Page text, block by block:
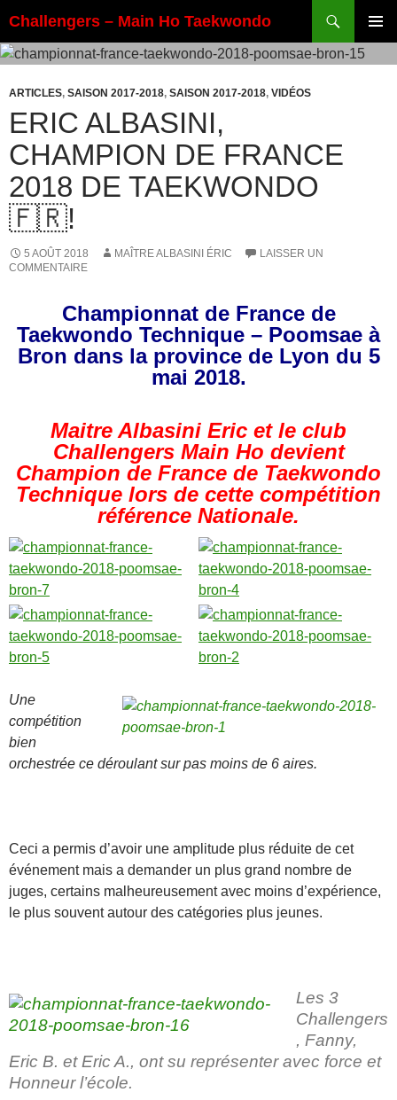
au
contenu
Challengers – Main Ho Taekwondo
MENU
ARTICLES, SAISON 2017-2018, SAISON 2017-2018, VIDÉOS
ERIC ALBASINI,
CHAMPION DE FRANCE
2018 DE TAEKWONDO
🇫🇷!
5 AOÛT 2018 MAÎTRE ALBASINI ÉRIC
LAISSER UN
COMMENTAIRE
Championnat de France de
Taekwondo Technique – Poomsae à
Bron dans la province de Lyon du 5
mai 2018.
Maitre Albasini Eric et le club
Challengers Main Ho devient
Champion de France de Taekwondo
Technique lors de cette compétition
référence Nationale.
Une
compétition
bien
orchestrée ce déroulant sur pas moins de 6 aires.
Ceci a permis d’avoir une amplitude plus réduite de cet
événement mais a demander un plus grand nombre de
juges, certains malheureusement avec moins d’expérience,
le plus souvent autour des catégories plus jeunes.
Les 3
Challengers
, Fanny,
Eric B. et Eric A., ont su représenter avec force et
Honneur l’école.